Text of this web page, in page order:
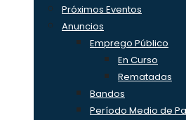
Próximos Eventos
Anuncios
Emprego Público
En Curso
Rematadas
Bandos
Período Medio de